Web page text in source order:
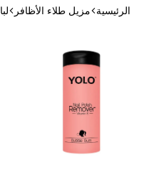
الرئيسية مزيل طلاء الأظافر